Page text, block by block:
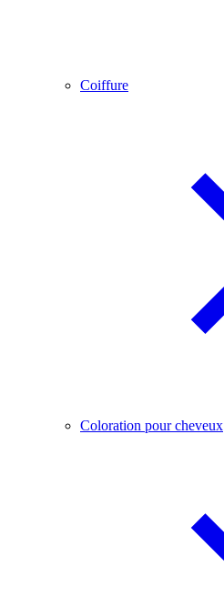
Coiffure
Coloration pour cheveux